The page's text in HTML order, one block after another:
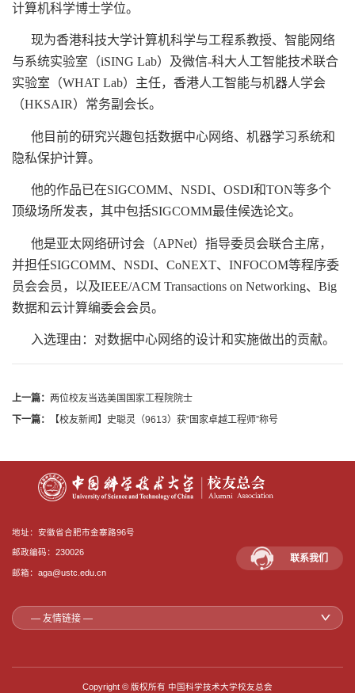
计算机科学博士学位。
现为香港科技大学计算机科学与工程系教授、智能网络
与系统实验室（iSING Lab）及微信-科大人工智能技术联合
实验室（WHAT Lab）主任，香港人工智能与机器人学会
（HKSAIR）常务副会长。
他目前的研究兴趣包括数据中心网络、机器学习系统和
隐私保护计算。
他的作品已在SIGCOMM、NSDI、OSDI和TON等多个
顶级场所发表，其中包括SIGCOMM最佳候选论文。
他是亚太网络研讨会（APNet）指导委员会联合主席，
并担任SIGCOMM、NSDI、CoNEXT、INFOCOM等程序委
员会会员，以及IEEE/ACM Transactions on Networking、Big
数据和云计算编委会会员。
入选理由：对数据中心网络的设计和实施做出的贡献。
上一篇： 两位校友当选美国国家工程院院士
下一篇：
【校友新闻】史聪灵（9613）获“国家卓越工程师”称号
地址：安徽省合肥市金寨路96号
邮政编码：230026
邮箱：aga@ustc.edu.cn
联系我们
— 友情链接 —
Copyright © 版权所有 中国科学技术大学校友总会